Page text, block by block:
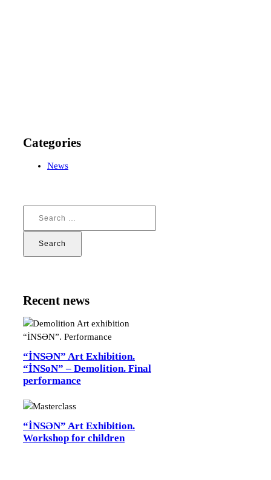
Categories
News
Recent news
“İNSƏN” Art Exhibition.
“İNSoN” – Demolition. Final
performance
“İNSƏN” Art Exhibition.
Workshop for children